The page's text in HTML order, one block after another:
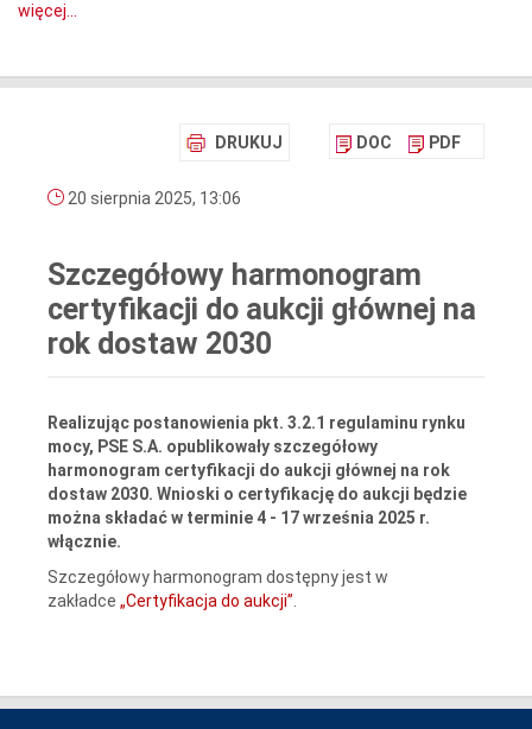
więcej...
DRUKUJ DOC PDF
20 sierpnia 2025, 13:06
Szczegółowy harmonogram
certyfikacji do aukcji głównej na
rok dostaw 2030
Realizując postanowienia pkt. 3.2.1 regulaminu rynku
mocy, PSE S.A. opublikowały szczegółowy
harmonogram certyfikacji do aukcji głównej na rok
dostaw 2030. Wnioski o certyfikację do aukcji będzie
można składać w terminie 4 - 17 września 2025 r.
włącznie.
Szczegółowy harmonogram dostępny jest w
zakładce „Certyfikacja do aukcji”